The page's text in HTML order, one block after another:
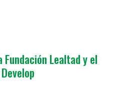
Fundación Lealtad y el